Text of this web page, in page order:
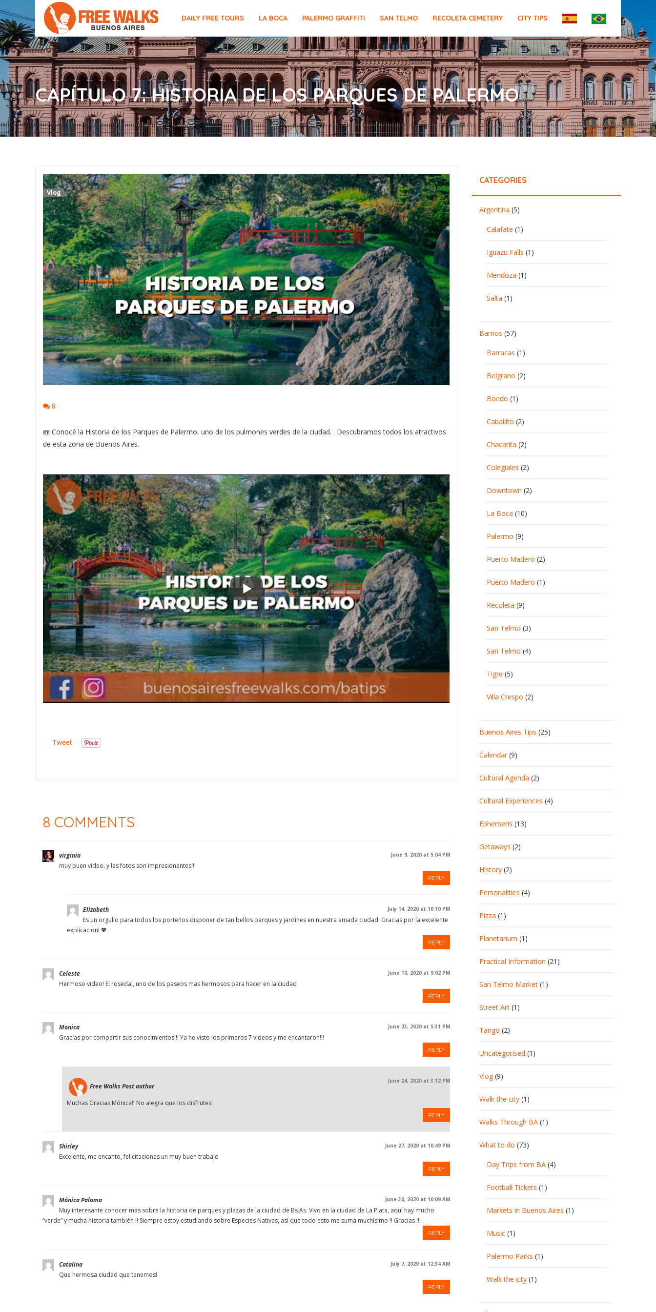
DAILY FREE TOURS LA BOCA PALERMO GRAFFITI SAN TELMO RECOLETA CEMETERY CITY TIPS
CAPÍTULO 7: HISTORIA DE LOS PARQUES DE PALERMO
Vlog
8
📼 Conocé la Historia de los Parques de Palermo, uno de los pulmones verdes de la ciudad. . Descubramos todos los atractivos
de esta zona de Buenos Aires.
Tweet
8 COMMENTS
virginia June 9, 2020 at 5:04 PM
muy buen video, y las fotos son impresionantes!!!
REPLY
Elizabeth July 14, 2020 at 10:10 PM
Es un orgullo para todos los porteños disponer de tan bellos parques y jardines en nuestra amada ciudad! Gracias por la excelente
explicacion! 💖
REPLY
Celeste June 10, 2020 at 9:02 PM
Hermoso video! El rosedal, uno de los paseos mas hermosos para hacer en la ciudad
REPLY
Monica June 23, 2020 at 5:31 PM
Gracias por compartir sus conocimientos!!! Ya he visto los primeros 7 videos y me encantaron!!!
REPLY
Free WalksPost author
June 24, 2020 at 3:12 PM
Muchas Gracias Mónica!! No alegra que los disfrutes!
REPLY
Shirley June 27, 2020 at 10:49 PM
Excelente, me encanto, felicitaciones un muy buen trabajo
REPLY
Mónica Paloma June 30, 2020 at 10:09 AM
Muy interesante conocer mas sobre la historia de parques y plazas de la ciudad de Bs.As. Vivo en la ciudad de La Plata, aquí hay mucho
“verde” y mucha historia también !! Siempre estoy estudiando sobre Especies Nativas, así que todo esto me suma muchísimo !! Gracias !!!
REPLY
Catalina July 7, 2020 at 12:34 AM
Que hermosa ciudad que tenemos!
REPLY
CATEGORIES
Argentina (5)
Calafate (1)
Iguazu Falls (1)
Mendoza (1)
Salta (1)
Barrios (57)
Barracas (1)
Belgrano (2)
Boedo (1)
Caballito (2)
Chacarita (2)
Colegiales (2)
Downtown (2)
La Boca (10)
Palermo (9)
Puerto Madero (2)
Puerto Madero (1)
Recoleta (9)
San Telmo (3)
San Telmo (4)
Tigre (5)
Villa Crespo (2)
Buenos Aires Tips (25)
Calendar(9)
Cultural Agenda (2)
Cultural Experiences (4)
Ephemeris (13)
Getaways (2)
History (2)
Personalities (4)
Pizza (1)
Planetarium (1)
Practical Information (21)
San Telmo Market (1)
Street Art (1)
Tango (2)
Uncategorised (1)
Vlog(9)
Walk the city (1)
Walks Through BA (1)
What to do (73)
Day Trips from BA (4)
Football Tickets (1)
Markets in Buenos Aires (1)
Music (1)
Palermo Parks (1)
Walk the city (1)